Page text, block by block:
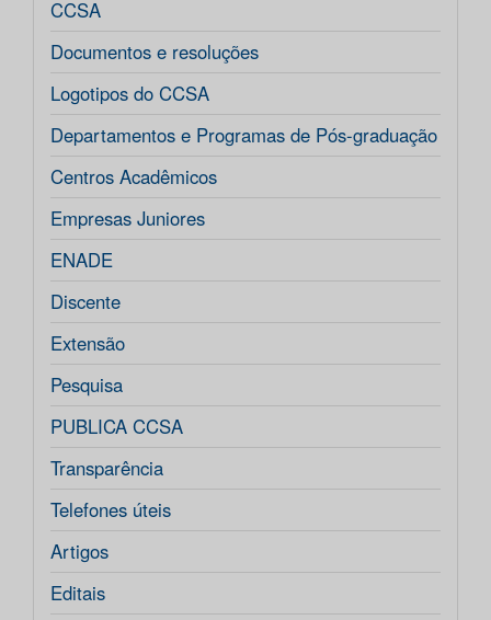
CCSA
Documentos e resoluções
Logotipos do CCSA
Departamentos e Programas de Pós-graduação
Centros Acadêmicos
Empresas Juniores
ENADE
Discente
Extensão
Pesquisa
PUBLICA CCSA
Transparência
Telefones úteis
Artigos
Editais